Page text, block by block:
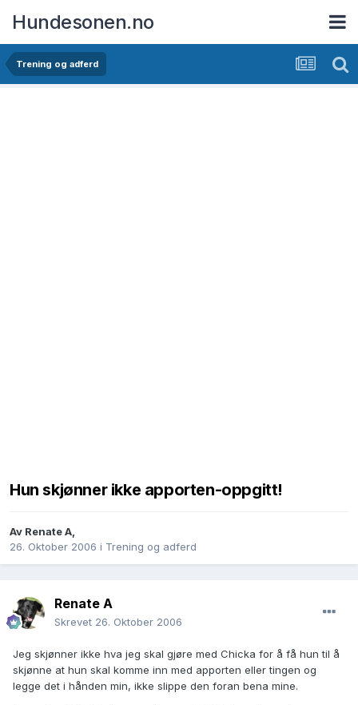
Hundesonen.no
Trening og adferd
Hun skjønner ikke apporten-oppgitt!
Av Renate A,
26. Oktober 2006 i Trening og adferd
Renate A
Skrevet 26. Oktober 2006
Jeg skjønner ikke hva jeg skal gjøre med Chicka for å få hun til å
skjønne at hun skal komme inn med apporten eller tingen og
legge det i hånden min, ikke slippe den foran bena mine.